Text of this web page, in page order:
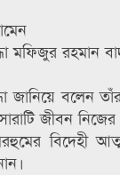
মফিজুর রহমান
জানিয়ে বলেন
জীবন
বিদেহী